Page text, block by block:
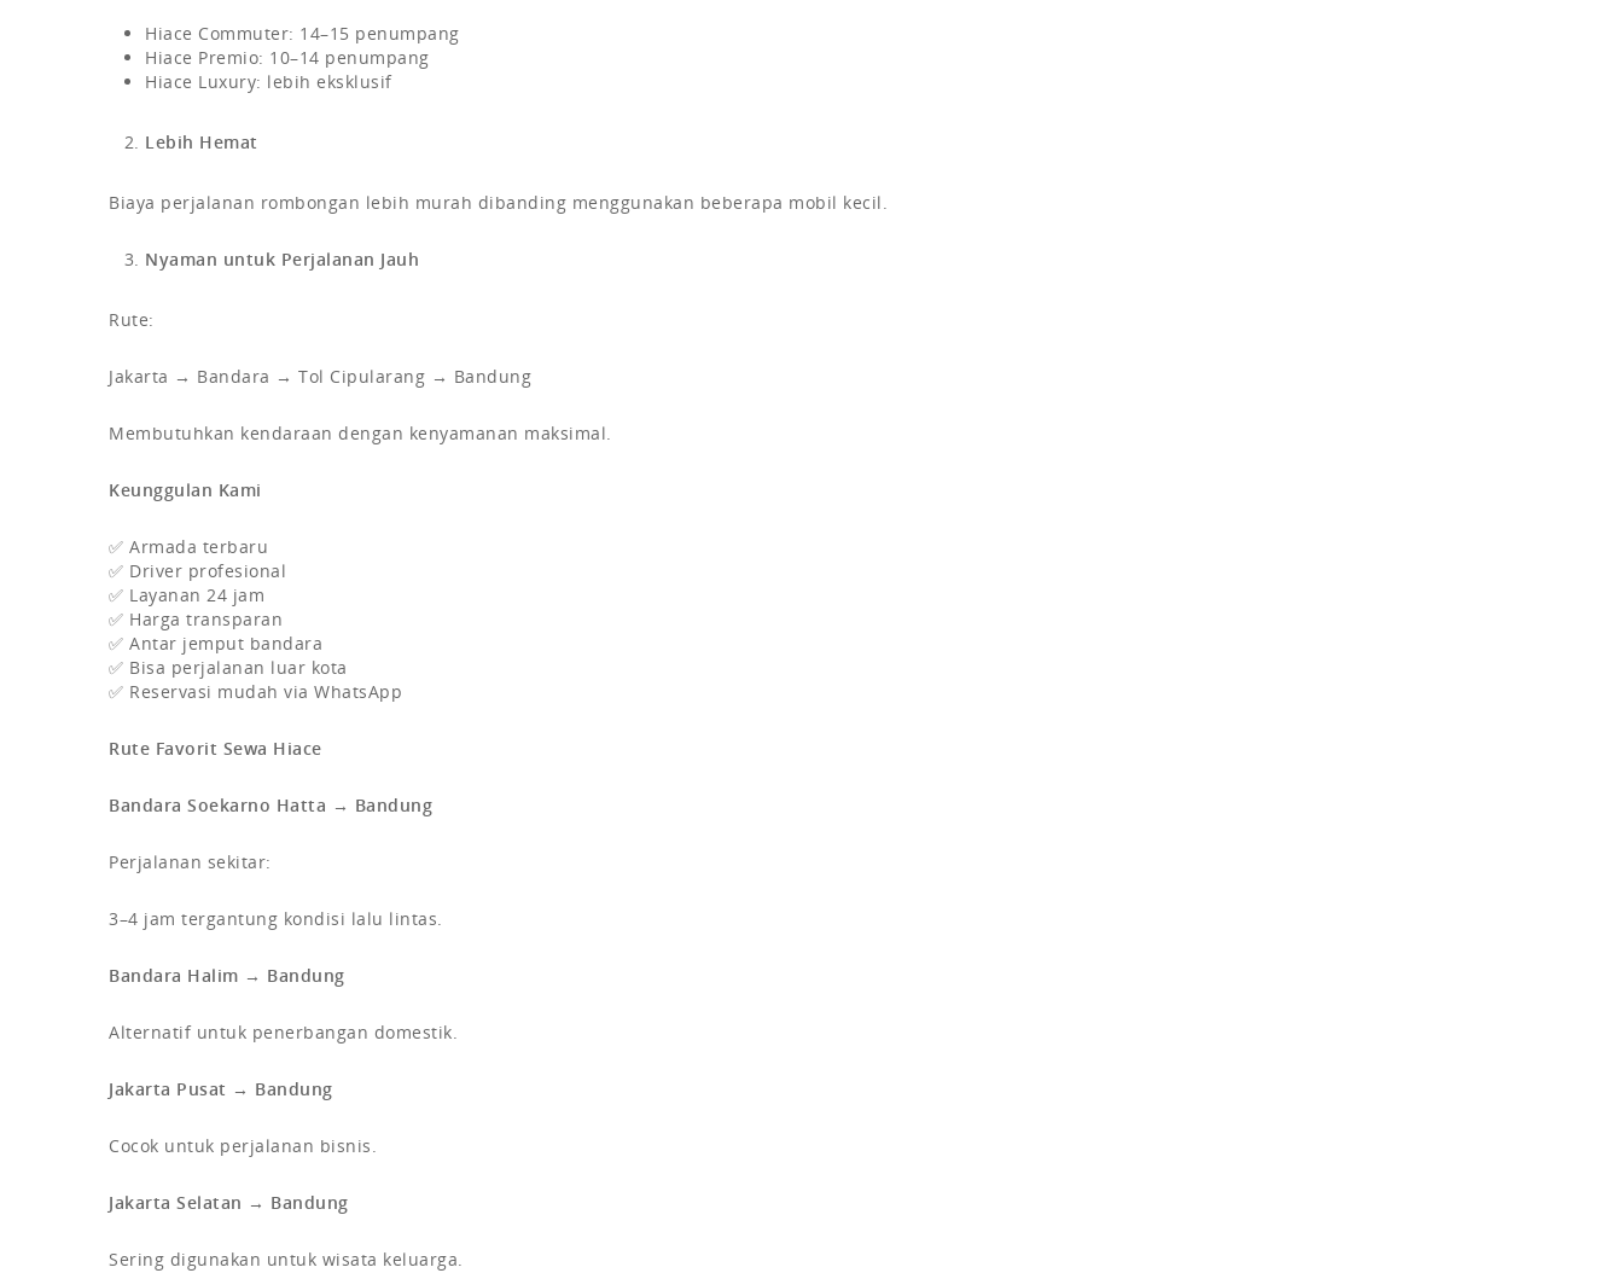
Hiace Commuter: 14–15 penumpang
Hiace Premio: 10–14 penumpang
Hiace Luxury: lebih eksklusif
Lebih Hemat
Biaya perjalanan rombongan lebih murah dibanding menggunakan beberapa mobil kecil.
Nyaman untuk Perjalanan Jauh
Rute:
Jakarta → Bandara → Tol Cipularang → Bandung
Membutuhkan kendaraan dengan kenyamanan maksimal.
Keunggulan Kami
✅ Armada terbaru
✅ Driver profesional
✅ Layanan 24 jam
✅ Harga transparan
✅ Antar jemput bandara
✅ Bisa perjalanan luar kota
✅ Reservasi mudah via WhatsApp
Rute Favorit Sewa Hiace
Bandara Soekarno Hatta → Bandung
Perjalanan sekitar:
3–4 jam tergantung kondisi lalu lintas.
Bandara Halim → Bandung
Alternatif untuk penerbangan domestik.
Jakarta Pusat → Bandung
Cocok untuk perjalanan bisnis.
Jakarta Selatan → Bandung
Sering digunakan untuk wisata keluarga.